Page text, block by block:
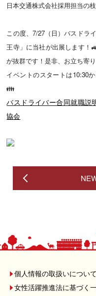
日本交通株式会社採用担当の枝
この度、7/27（日）バスドラ
王寺」に当社が出展します！
が抜群です！是非、お立ち寄
イベントのスタートは10:30
👪
バスドライバー合同就職説
協会
個人情報の取扱いについて
女性活躍推進法に基づく